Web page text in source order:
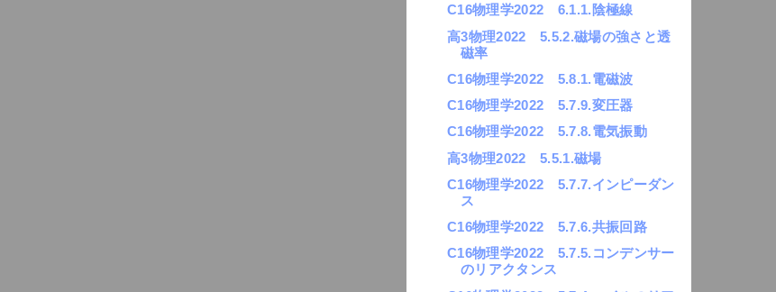
C16物理学2022 6.1.1.陰極線
高3物理2022 5.5.2.磁場の強さと透
磁率
C16物理学2022 5.8.1.電磁波
C16物理学2022 5.7.9.変圧器
C16物理学2022 5.7.8.電気振動
高3物理2022 5.5.1.磁場
C16物理学2022 5.7.7.インピーダン
ス
C16物理学2022 5.7.6.共振回路
C16物理学2022 5.7.5.コンデンサー
のリアクタンス